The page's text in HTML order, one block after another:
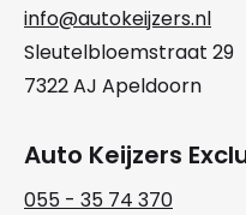
info@autokeijzers.nl
Sleutelbloemstraat 29
7322 AJ Apeldoorn
Auto Keijzers
055 - 35 74 370